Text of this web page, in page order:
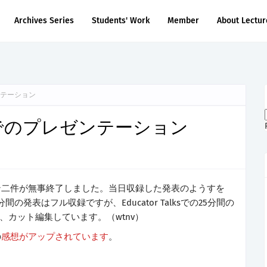
Archives Series Students' Work Member About
ーション
のプレゼンテーション
件が無事終了しました。当日収録した発表のようすを
間の発表はフル収録ですが、Educator Talksでの25分間の
カット編集しています。（wtnv）
感想がアップされています。